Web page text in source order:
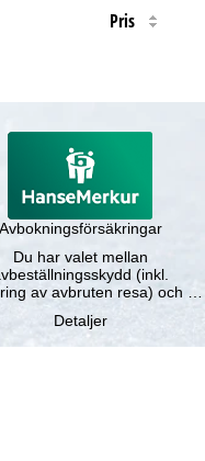
Pris
Avbokningsförsäkringar
Du har valet mellan
(inkl.
av avbruten resa) och …
Detaljer